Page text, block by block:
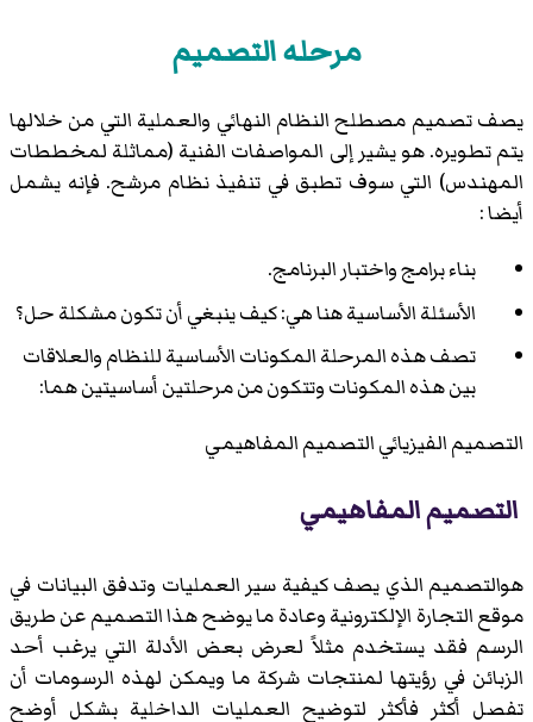
مرحله التصميم
يصف تصميم مصطلح النظام النهائي والعملية التي من خلالها
يتم تطويره. هو يشير إلى المواصفات الفنية (مماثلة لمخططات
المهندس) التي سوف تطبق في تنفيذ نظام مرشح. فإنه يشمل
أيضا :
بناء برامج واختبار البرنامج.
الأسئلة الأساسية هنا هي: كيف ينبغي أن تكون مشكلة حل؟
تصف هذه المرحلة المكونات الأساسية للنظام والعلاقات
بين هذه المكونات وتتكون من مرحلتين أساسيتين هما:
التصميم الفيزيائيالتصميم المفاهيمي
التصميم المفاهيمي
هوالتصميم الذي يصف كيفية سير العمليات وتدفق البيانات في
موقع التجارة الإلكترونية وعادة ما يوضح هذا التصميم عن طريق
الرسم فقد يستخدم مثلاً لعرض بعض الأدلة التي يرغب أحد
الزبائن في رؤيتها لمنتجات شركة ما ويمكن لهذه الرسومات أن
تفصل أكثر فأكثر لتوضيح العمليات الداخلية بشكل أوضح